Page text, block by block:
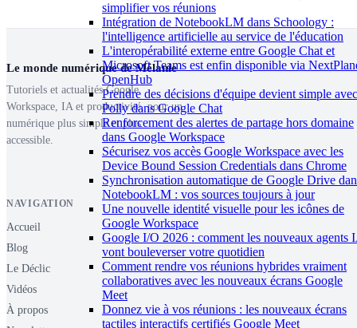
simplifier vos réunions
Intégration de NotebookLM dans Schoology :
l'intelligence artificielle au service de l'éducation
L'interopérabilité externe entre Google Chat et
Microsoft Teams est enfin disponible via
OpenHub
Prendre des décisions d'équipe devient simple avec
Polly dans Google Chat
Renforcement des alertes de partage hors domaine
dans Google Workspace
Sécurisez vos accès Google Workspace avec les
Device Bound Session Credentials dans Chrome
Synchronisation automatique de Google Drive
NotebookLM : vos sources toujours à jour
Une nouvelle identité visuelle pour les icônes de
Google Workspace
Google I/O 2026 : comment les nouveaux agents
vont bouleverser votre quotidien
Comment rendre vos réunions hybrides vraiment
collaboratives avec les nouveaux écrans Google
Meet
Donnez vie à vos réunions : les nouveaux écrans
tactiles interactifs certifiés Google Meet
Le monde numérique de Mélanie
Tutoriels et actualités Google
Workspace, IA et productivité, pour un
numérique plus simple et plus
accessible.
NAVIGATION
Accueil
Blog
Le Déclic
Vidéos
À propos